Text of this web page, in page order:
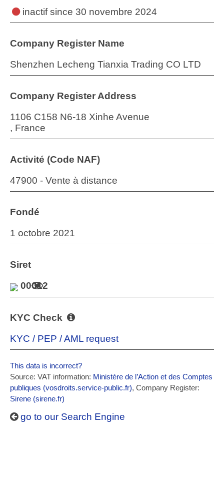
inactifsince 30 novembre 2024
Company Register Name
Shenzhen Lecheng Tianxia Trading CO LTD
Company Register Address
1106 C158 N6-18 Xinhe Avenue
, France
Activité (Code NAF)
47900 - Vente à distance
Fondé
1 octobre 2021
Siret
00012
KYC Check
KYC / PEP / AML request
This data is incorrect?
Source: VAT information: Ministère de l’Action et des Comptes
publiques (vosdroits.service-public.fr), Company Register:
Sirene (sirene.fr)
go to our Search Engine